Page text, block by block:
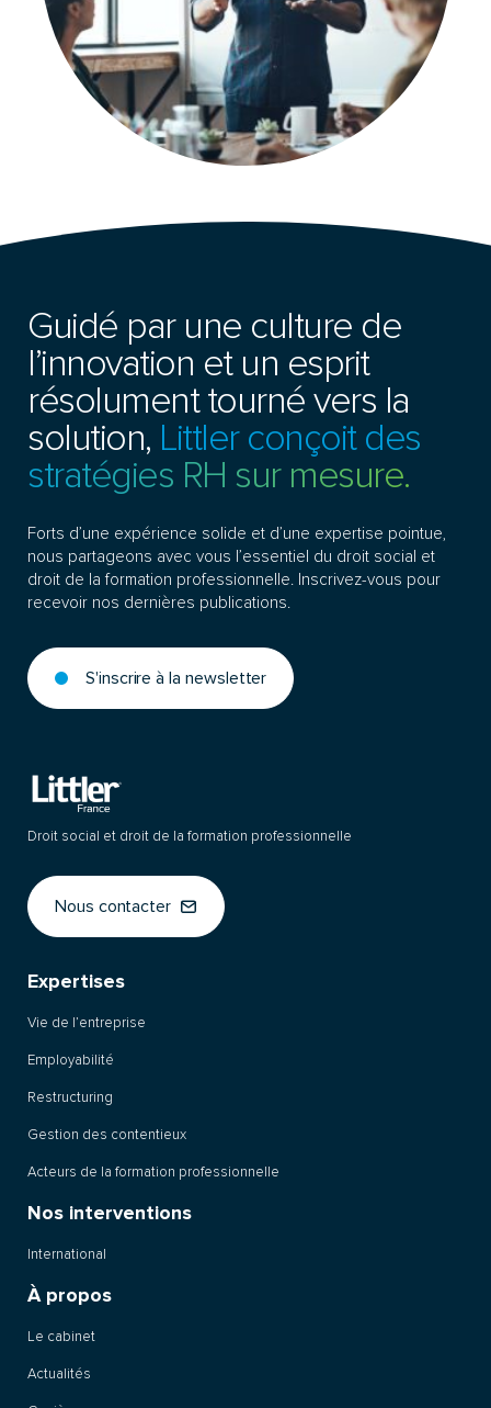
Guidé par une culture de
l’innovation et un esprit
résolument tourné vers la
solution, Littler conçoit des
stratégies RH sur mesure.
Forts d’une expérience solide et d’une expertise pointue,
nous partageons avec vous l’essentiel du droit social et
droit de la formation professionnelle. Inscrivez-vous pour
recevoir nos dernières publications.
S'inscrire à la newsletter
Droit social et droit de la formation professionnelle
Nous contacter
Expertises
Vie de l’entreprise
Employabilité
Restructuring
Gestion des contentieux
Acteurs de la formation professionnelle
Nos interventions
International
À propos
Le cabinet
Actualités